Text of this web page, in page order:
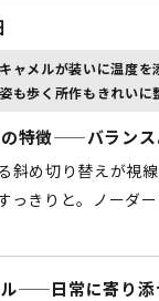
ャメルが装いに温度
も歩く所作もきれいに
特徴——バランス
斜め切り替えが視
っきりと。ノーダ
——日常に寄り添